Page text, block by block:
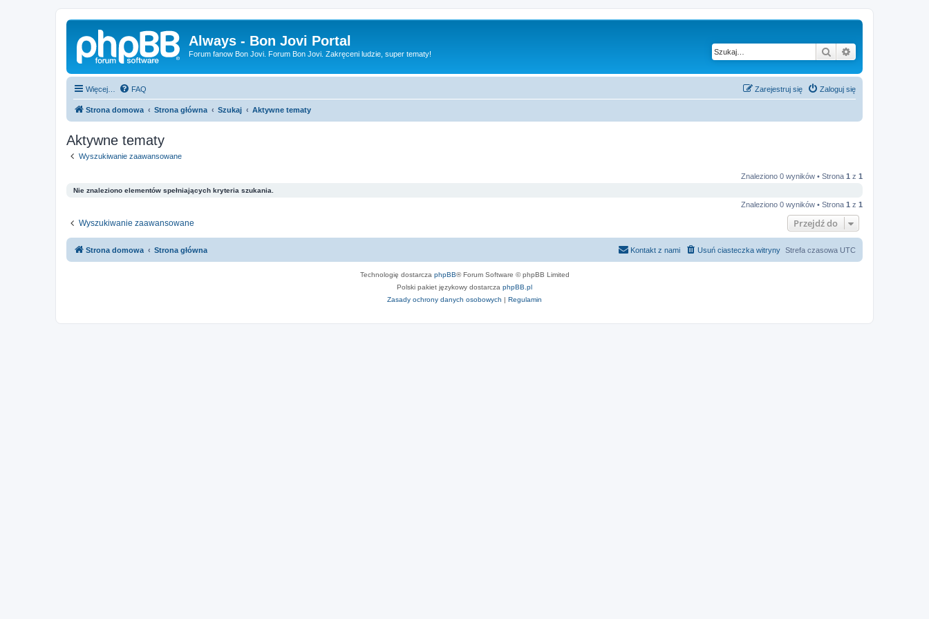
Always - Bon Jovi Portal
Forum fanow Bon Jovi. Forum Bon Jovi. Zakręceni ludzie, super tematy! Szukaj
Więcej… FAQ Zaloguj się
Zarejestruj się
Strona domowa Strona główna Szukaj Aktywne tematy
Aktywne tematy
Wyszukiwanie zaawansowane
Znaleziono 0 wyników • Strona 1 z 1
Nie znaleziono elementów spełniających kryteria szukania.
Znaleziono 0 wyników • Strona 1 z 1
Wyszukiwanie zaawansowane Przejdź do
Strona domowa Strona główna Strefa czasowa UTC
Usuń ciasteczka witryny
Kontakt z nami
Technologię dostarcza phpBB® Forum Software © phpBB Limited
Polski pakiet językowy dostarcza phpBB.pl
Zasady ochrony danych osobowych | Regulamin